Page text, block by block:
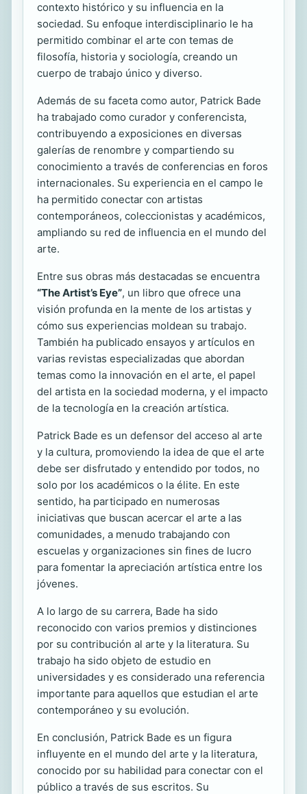
contexto histórico y su influencia en la
sociedad. Su enfoque interdisciplinario le ha
permitido combinar el arte con temas de
filosofía, historia y sociología, creando un
cuerpo de trabajo único y diverso.
Además de su faceta como autor, Patrick Bade
ha trabajado como curador y conferencista,
contribuyendo a exposiciones en diversas
galerías de renombre y compartiendo su
conocimiento a través de conferencias en foros
internacionales. Su experiencia en el campo le
ha permitido conectar con artistas
contemporáneos, coleccionistas y académicos,
ampliando su red de influencia en el mundo del
arte.
Entre sus obras más destacadas se encuentra
“The Artist’s Eye”, un libro que ofrece una
visión profunda en la mente de los artistas y
cómo sus experiencias moldean su trabajo.
También ha publicado ensayos y artículos en
varias revistas especializadas que abordan
temas como la innovación en el arte, el papel
del artista en la sociedad moderna, y el impacto
de la tecnología en la creación artística.
Patrick Bade es un defensor del acceso al arte
y la cultura, promoviendo la idea de que el arte
debe ser disfrutado y entendido por todos, no
solo por los académicos o la élite. En este
sentido, ha participado en numerosas
iniciativas que buscan acercar el arte a las
comunidades, a menudo trabajando con
escuelas y organizaciones sin fines de lucro
para fomentar la apreciación artística entre los
jóvenes.
A lo largo de su carrera, Bade ha sido
reconocido con varios premios y distinciones
por su contribución al arte y la literatura. Su
trabajo ha sido objeto de estudio en
universidades y es considerado una referencia
importante para aquellos que estudian el arte
contemporáneo y su evolución.
En conclusión, Patrick Bade es un figura
influyente en el mundo del arte y la literatura,
conocido por su habilidad para conectar con el
público a través de sus escritos. Su